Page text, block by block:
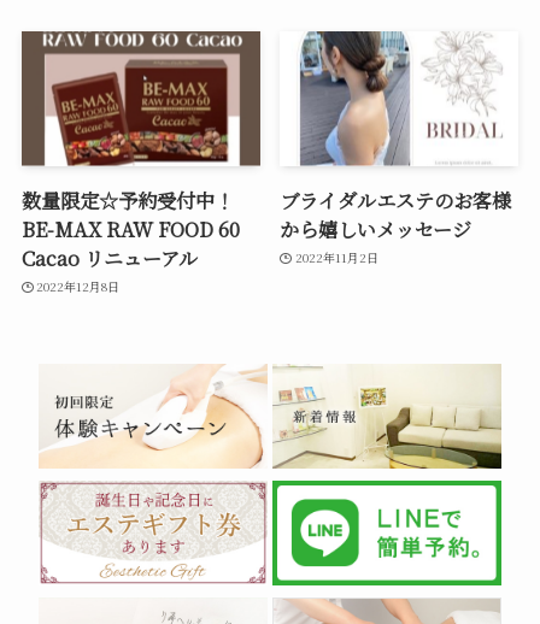
数量限定☆予約受付中！
BE-MAX RAW FOOD 60
Cacao リニューアル
2022年12月8日
ブライダルエステのお客様
から嬉しいメッセージ
2022年11月2日